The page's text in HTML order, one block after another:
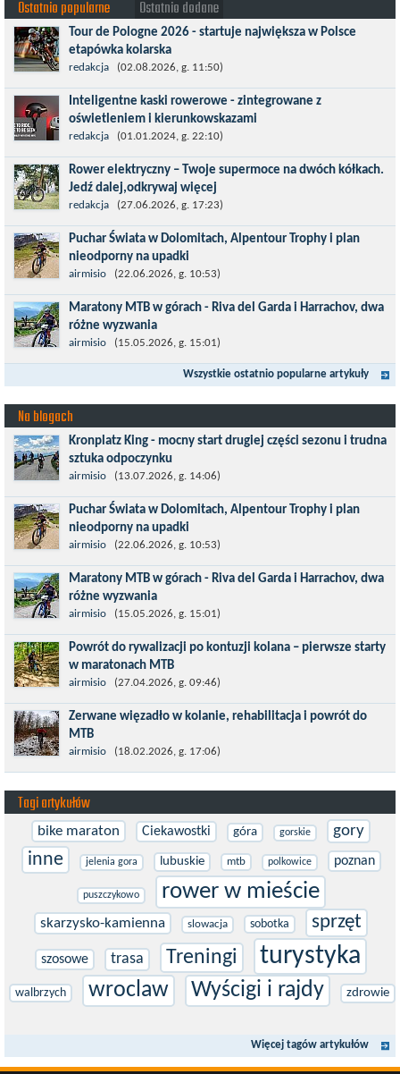
Ostatnio popularne Ostatnio dodane
Tour de Pologne 2026 - startuje największa w Polsce
etapówka kolarska
Tour de Pologne 2026 to jedno z najbardziej prestiżowych
wydarzeń sportowych w Polsce. wyścig zaliczany po raz 22. do
prestiżowego cyklu UCI World...
redakcja (02.08.2026, g. 11:50)
Inteligentne kaski rowerowe - zintegrowane z
oświetleniem i kierunkowskazami
Temat bezpieczeństwa jazdy wchodzi na nowy poziom. Do tej
pory kask było odpowiedzialny przede wszystkim za
bezpieczeństwo rowerzysty, ochronę...
redakcja (01.01.2024, g. 22:10)
Rower elektryczny – Twoje supermoce na dwóch kółkach.
Jedź dalej,odkrywaj więcej
Marzenia o dalekich podróżach bez ogromnego zmęczenia stają
się rzeczywistością dzięki nowoczesnym technologiom ukrytym
w jednośladach....
redakcja (27.06.2026, g. 17:23)
Puchar Świata w Dolomitach, Alpentour Trophy i plan
nieodporny na upadki
Czerwiec w moim planie oznaczał wejście w najbardziej
wymagający etap i cel pierwszej części sezonu: Puchar Świata w
maratonie MTB w Dolomitach...
airmisio (22.06.2026, g. 10:53)
Maratony MTB w górach - Riva del Garda i Harrachov, dwa
różne wyzwania
Maj to idealny czas, by z płaskich i szybkich wyścigów przejść do
znacznie bardziej ambitnych wyzwań, jakimi są górskie wyścigi
airmisio (15.05.2026, g. 15:01)
Wszystkie ostatnio popularne artykuły
Na blogach
Kronplatz King - mocny start drugiej części sezonu i trudna
sztuka odpoczynku
Kronplatz King, epicki MTB Maraton z metą na 2275 m we
włoskich Alpach – łącznie 3000 metrów przewyższenia na
dystansie 60 km, ze...
airmisio (13.07.2026, g. 14:06)
Puchar Świata w Dolomitach, Alpentour Trophy i plan
nieodporny na upadki
Czerwiec w moim planie oznaczał wejście w najbardziej
wymagający etap i cel pierwszej części sezonu: Puchar Świata w
maratonie MTB w Dolomitach...
airmisio (22.06.2026, g. 10:53)
Maratony MTB w górach - Riva del Garda i Harrachov, dwa
różne wyzwania
Maj to idealny czas, by z płaskich i szybkich wyścigów przejść do
znacznie bardziej ambitnych wyzwań, jakimi są górskie wyścigi
MTB....
airmisio (15.05.2026, g. 15:01)
Powrót do rywalizacji po kontuzji kolana – pierwsze starty
w maratonach MTB
Prawdziwym testem po kontuzji kolana i uszkodzeniu więzadeł
jest powrót do sportowej rywalizacji. Podczas zawodów znikają
bariery,...
airmisio (27.04.2026, g. 09:46)
Zerwane więzadło w kolanie, rehabilitacja i powrót do
MTB
W sporcie nie ma kalkulacji, niezależnie od stopnia
zaawansowania. Trenujesz, startujesz w zawodach i chcesz po
prostu oddać się grze, dać z siebie...
airmisio (18.02.2026, g. 17:06)
Tagi artykułów
bike maraton Ciekawostki góra gorskie gory
inne jelenia gora lubuskie mtb polkowice poznan
puszczykowo rower w mieście
skarzysko-kamienna slowacja sobotka sprzęt
szosowe trasa Treningi turystyka
walbrzych wroclaw Wyścigi i rajdy zdrowie
Więcej tagów artykułów